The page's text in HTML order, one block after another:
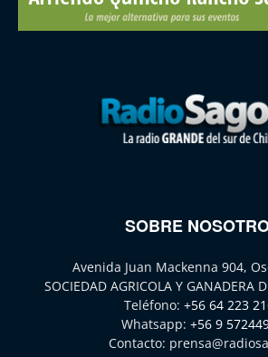
SOBRE
Avenida Juan Mackenna 904,
SOCIEDAD AGRICOLA Y GANADERA
Teléfono: +56 64 223
Whatsapp: +56 9
Contacto: